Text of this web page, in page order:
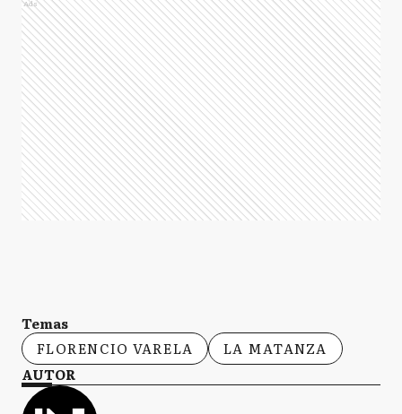
Ads
Temas
FLORENCIO VARELA
LA MATANZA
AUTOR